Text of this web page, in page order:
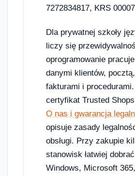
7272834817, KRS
Dla prywatnej szkoły
liczy się
oprogramowanie
danymi klientów, pocztą,
fakturami i
certyfikat Trusted
O nas i gwarancja
opisuje zasady
obsługi. Przy zakupie
stanowisk łatwiej
Windows, Microsoft